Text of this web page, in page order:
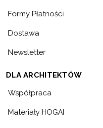
Formy Płatności
Dostawa
Newsletter
DLA ARCHITEKTÓW
Współpraca
Materiały HOGAI